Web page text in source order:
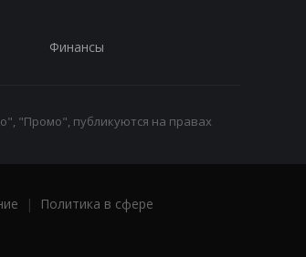
Финансы
"Промо", публикуются на правах
|
Политика в сфере